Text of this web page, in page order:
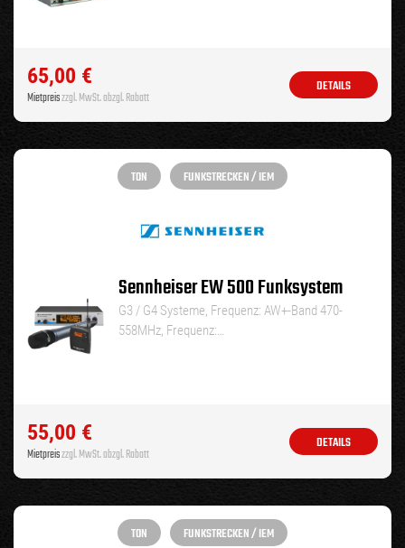
65,00 €
Mietpreiszzgl. MwSt. abzgl. Rabatt
DETAILS
TON FUNKSTRECKEN / IEM
Sennheiser EW 500 Funksystem
G3 / G4 Systeme, Frequenz: AW+-Band 470-
558MHz, Frequenz:…
55,00 €
Mietpreiszzgl. MwSt. abzgl. Rabatt
DETAILS
TON FUNKSTRECKEN / IEM